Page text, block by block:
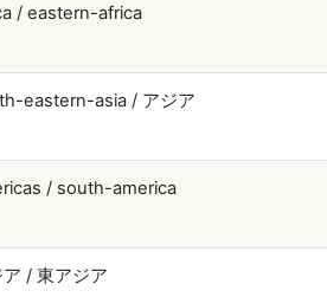
/ eastern-africa
eastern-asia / アジア
/ south-america
ア / 東アジア